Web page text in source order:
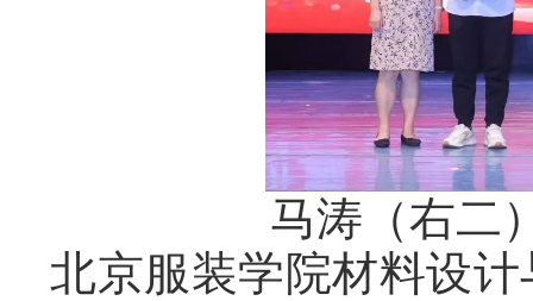
马涛（右二
北京服装学院材料设